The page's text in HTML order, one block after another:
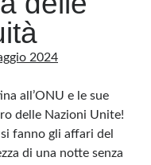
2024
all’ONU e le sue
delle Nazioni Unite!
fanno gli affari del
di una notte senza